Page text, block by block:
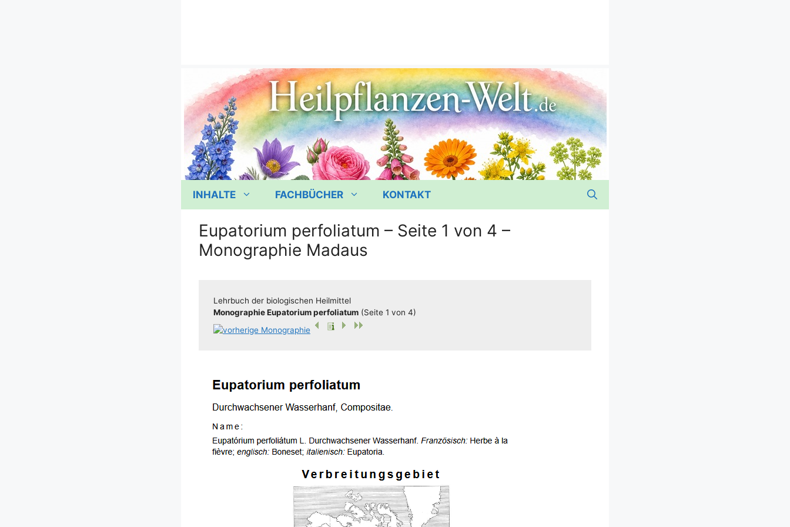
INHALTE FACHBÜCHER KONTAKT
Eupatorium perfoliatum – Seite 1 von 4 –
Monographie Madaus
Lehr­buch der bio­lo­gi­schen Heilmittel
Mono­gra­phie Eupa­to­ri­um per­fo­li­a­tum (Sei­te 1 von 4)